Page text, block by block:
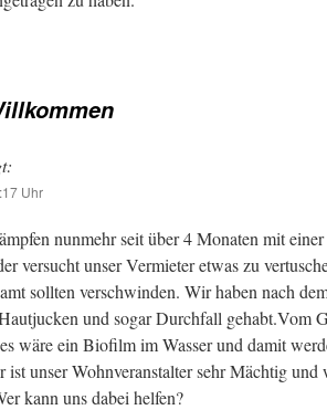
Uhr
nunmehr seit über 4 Monaten mit
versucht unser Vermieter etwas zu
sollten verschwinden. Wir haben nach
und sogar Durchfall gehabt.Vom
wäre ein Biofilm im Wasser und damit
ist unser Wohnveranstalter sehr Mächtig
kann uns dabei helfen?